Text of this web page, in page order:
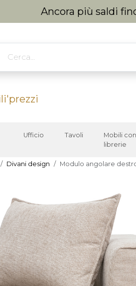
Ancora più saldi
Ufficio Tavoli
Mobili
librerie
Divani design Modulo angolare